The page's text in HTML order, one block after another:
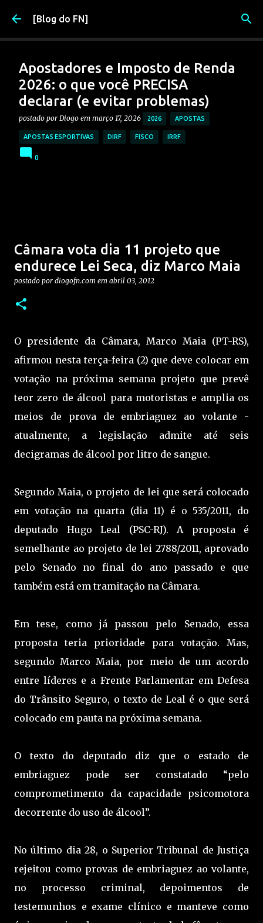
Pular para o conteúdo principal
[Blog do FN]
Apostadores e Imposto de Renda
2026: o que você PRECISA
declarar (e evitar problemas)
postado por Diogo em março 17, 2026 2026 APOSTAS
APOSTAS ESPORTIVAS DIRF FISCO IRRF
0
Câmara vota dia 11 projeto que
endurece Lei Seca, diz Marco Maia
postado por diogofn.com em abril 03, 2012
O presidente da Câmara, Marco Maia (PT-RS),
afirmou nesta terça-feira (2) que deve colocar em
votação na próxima semana projeto que prevê
teor zero de álcool para motoristas e amplia os
meios de prova de embriaguez ao volante -
atualmente, a legislação admite até seis
decigramas de álcool por litro de sangue.
Segundo Maia, o projeto de lei que será colocado
em votação na quarta (dia 11) é o 535/2011, do
deputado Hugo Leal (PSC-RJ). A proposta é
semelhante ao projeto de lei 2788/2011, aprovado
pelo Senado no final do ano passado e que
também está em tramitação na Câmara.
Em tese, como já passou pelo Senado, essa
proposta teria prioridade para votação. Mas,
segundo Marco Maia, por meio de um acordo
entre líderes e a Frente Parlamentar em Defesa
do Trânsito Seguro, o texto de Leal é o que será
colocado em pauta na próxima semana.
O texto do deputado diz que o estado de
embriaguez pode ser constatado “pelo
comprometimento da capacidade psicomotora
decorrente do uso de álcool”.
No último dia 28, o Superior Tribunal de Justiça
rejeitou como provas de embriaguez ao volante,
no processo criminal, depoimentos de
testemunhos e exame clínico e manteve como